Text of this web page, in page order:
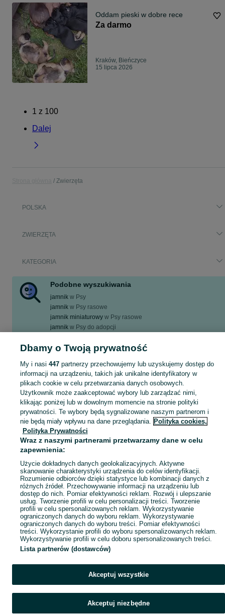
Oddam pieski w dobre rece
Za darmo
Kraków, Bieńczyce
15 lipca 2026
1 z 100
Dalej
Zwierzęta
POLSKA
ZWIERZĘTA
KATEGORIA
Podobne wyszukiwania
jamnik w Psy
jamnik w Psy rasowe
jamnik miniaturowy w Psy rasowe
jamnik w Psy do adopcji
Zobacz Więcej
Zobacz
Mapa kategorii
Mapa miejscowości
Mapa ministron
Popularne wyszukiwania
Dbamy o Twoją prywatność
My i nasi 447partnerzy przechowujemy lub uzyskujemy dostęp do
informacji na urządzeniu, takich jak unikalne identyfikatory w
plikach cookie w celu przetwarzania danych osobowych.
Użytkownik może zaakceptować wybory lub zarządzać nimi,
klikając poniżej lub w dowolnym momencie na stronie polityki
prywatności. Te wybory będą sygnalizowane naszym partnerom i
nie będą miały wpływu na dane przeglądania. Polityka cookies,
Polityka Prywatności
Wraz z naszymi partnerami przetwarzamy dane w celu
zapewnienia:
Użycie dokładnych danych geolokalizacyjnych. Aktywne
skanowanie charakterystyki urządzenia do celów identyfikacji.
Rozumienie odbiorców dzięki statystyce lub kombinacji danych z
różnych źródeł. Przechowywanie informacji na urządzeniu lub
dostęp do nich. Pomiar efektywności reklam. Rozwój i ulepszanie
usług. Tworzenie profili w celu personalizacji treści. Tworzenie
profili w celu spersonalizowanych reklam. Wykorzystywanie
ograniczonych danych do wyboru reklam. Wykorzystywanie
ograniczonych danych do wyboru treści. Pomiar efektywności
treści. Wykorzystanie profili do wyboru spersonalizowanych reklam.
Wykorzystywanie profili w celu doboru spersonalizowanych treści.
Lista partnerów (dostawców)
Akceptuj wszystkie
Akceptuj niezbędne